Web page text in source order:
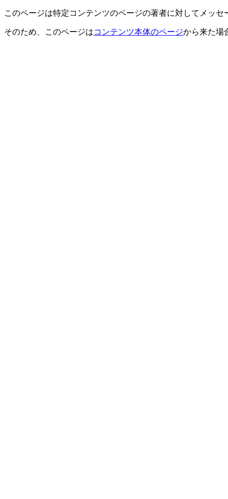
このページは特定コンテンツのページの著者に対してメッ
そのため、このページはコンテンツ本体のページから来た場